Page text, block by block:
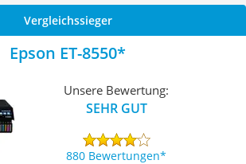
Vergleichssieger
Epson ET-8550
Unsere Bewertung:
SEHR GUT
880 Bewertungen